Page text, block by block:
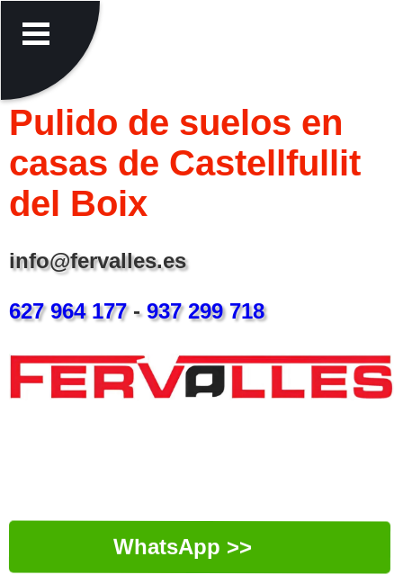
Pulido de suelos en
casas de Castellfullit
del Boix
info@fervalles.es
627 964 177-937 299 718
WhatsApp >>